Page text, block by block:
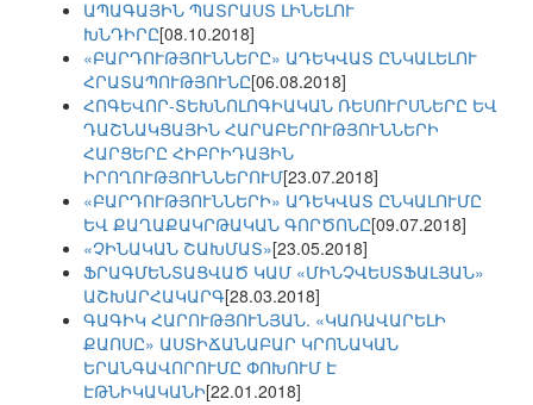
ԱՊԱԳԱՅԻՆ ՊԱՏՐԱՍՏ ԼԻՆԵԼՈՒ
ԽՆԴԻՐԸ[08.10.2018]
«ԲԱՐԴՈՒԹՅՈՒՆՆԵՐԸ» ԱԴԵԿՎԱՏ ԸՆԿԱԼԵԼՈՒ
ՀՐԱՏԱՊՈՒԹՅՈՒՆԸ[06.08.2018]
ՀՈԳԵՎՈՐ-ՏԵԽՆՈԼՈԳԻԱԿԱՆ ՌԵՍՈՒՐՍՆԵՐԸ ԵՎ
ԴԱՇՆԱԿՑԱՅԻՆ ՀԱՐԱԲԵՐՈՒԹՅՈՒՆՆԵՐԻ
ՀԱՐՑԵՐԸ ՀԻԲՐԻԴԱՅԻՆ
ԻՐՈՂՈՒԹՅՈՒՆՆԵՐՈՒՄ[23.07.2018]
«ԲԱՐԴՈՒԹՅՈՒՆՆԵՐԻ» ԱԴԵԿՎԱՏ ԸՆԿԱԼՈՒՄԸ
ԵՎ ՔԱՂԱՔԱԿՐԹԱԿԱՆ ԳՈՐԾՈՆԸ[09.07.2018]
«ՉԻՆԱԿԱՆ ՇԱԽՄԱՏ»[23.05.2018]
ՖՐԱԳՄԵՆՏԱՑՎԱԾ ԿԱՄ «ՄԻՆՉՎԵՍՏՖԱԼՅԱՆ»
ԱՇԽԱՐՀԱԿԱՐԳ[28.03.2018]
ԳԱԳԻԿ ՀԱՐՈՒԹՅՈՒՆՅԱՆ. «ԿԱՌԱՎԱՐԵԼԻ
ՔԱՈՍԸ» ԱՍՏԻՃԱՆԱԲԱՐ ԿՐՈՆԱԿԱՆ
ԵՐԱՆԳԱՎՈՐՈՒՄԸ ՓՈԽՈՒՄ Է
ԷԹՆԻԿԱԿԱՆԻ[22.01.2018]